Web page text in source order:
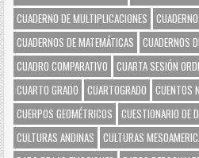
CUADERNO DE MULTIPLICACIONES
CUADERNOS DE MATEMÁTICAS
CUADERNOS
CUADRO COMPARATIVO
CUARTA SESIÓN
CUARTO GRADO
CUARTOGRADO CUENTOS
CUERPOS GEOMÉTRICOS
CUESTIONARIO DE
CULTURAS ANDINAS
CULTURAS